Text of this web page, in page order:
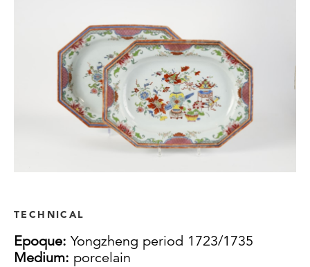
TECHNICAL
Epoque: Yongzheng period 1723/1735
Medium: porcelain